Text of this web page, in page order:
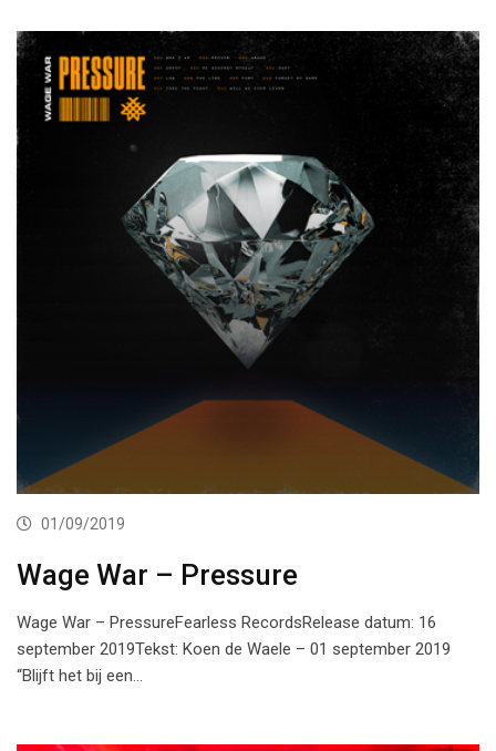
01/09/2019
Wage War – Pressure
Wage War – PressureFearless RecordsRelease datum: 16
september 2019Tekst: Koen de Waele – 01 september 2019
“Blijft het bij een…